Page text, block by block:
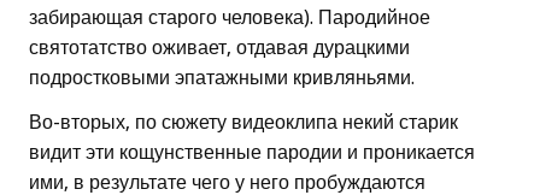
забирающая старого человека). Пародийное
святотатство оживает, отдавая дурацкими
подростковыми эпатажными кривляньями.
Во-вторых, по сюжету видеоклипа некий старик
видит эти кощунственные пародии и проникается
ими, в результате чего у него пробуждаются